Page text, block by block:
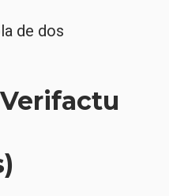
de dos